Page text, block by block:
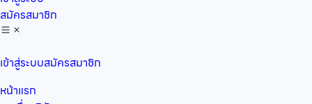
สมัครสมาชิก
เข้าสู่ระบบสมัครสมาชิก
หน้าแรก